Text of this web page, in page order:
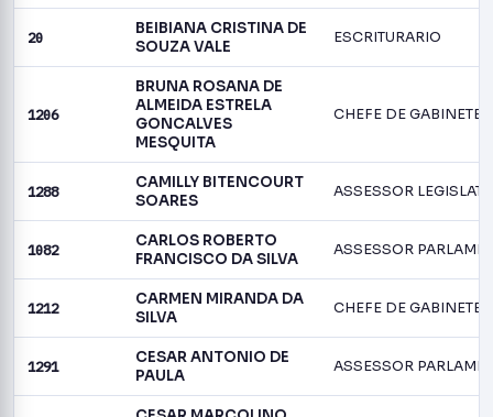
20
BEIBIANA CRISTINA DE
SOUZA VALE
ESCRITURARIO
1206
BRUNA ROSANA DE
ALMEIDA ESTRELA
GONCALVES
MESQUITA
CHEFE DE GABINETE
1288
CAMILLY BITENCOURT
SOARES
ASSESSOR
1082
CARLOS ROBERTO
FRANCISCO DA SILVA
ASSESSOR
1212
CARMEN MIRANDA DA
SILVA
CHEFE DE GABINETE
1291
CESAR ANTONIO DE
PAULA
ASSESSOR